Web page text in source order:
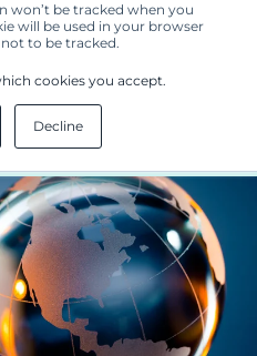
won’t be tracked when you
will be used in your browser
to be tracked.
cookies you accept.
Decline
uusien